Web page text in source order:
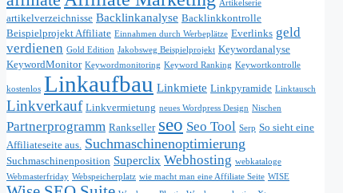
Artikelserie
artikelverzeichnisse Backlinkanalyse Backlinkkontrolle
Beispielprojekt Affiliate Einnahmen durch Werbeplätze Everlinks geld
verdienen Gold Edition Jakobsweg Beispielprojekt Keywordanalyse
KeywordMonitor Keywordmonitoring Keyword Ranking Keywortkontrolle
kostenlos Linkaufbau Linkmiete Linkpyramide Linktausch
Linkverkauf Linkvermietung neues Wordpress Design Nischen
Partnerprogramm Rankseller seo Seo Tool Serp So sieht eine
Affiliateseite aus. Suchmaschinenoptimierung
Suchmaschinenposition Superclix Webhosting webkataloge
Webmasterfriday Webspeicherplatz wie macht man eine Affiliate Seite WISE